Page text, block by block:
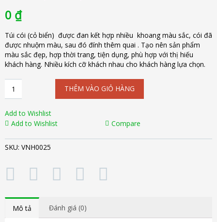
0 ₫
Túi cói (cỏ biển) được đan kết hợp nhiều khoang màu sắc, cói đã
được nhuộm màu, sau đó đính thêm quai . Tạo nên sản phẩm
màu sắc đẹp, hợp thời trang, tiện dụng, phù hợp với thị hiếu
khách hàng. Nhiều kích cỡ khách nhau cho khách hàng lựa chọn.
cói
biển)
màu
số
lượng
THÊM VÀO GIỎ HÀNG
Add to Wishlist
Add to Wishlist
Compare
SKU: VNH0025
Mô tả Đánh giá (0)